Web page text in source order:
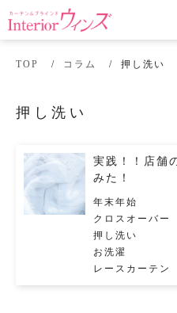
TOP コラム 押し洗い
押し洗い
実践！！店舗
みた！
年末年始
クロスオーバー
押し洗い
お洗濯
レースカーテン